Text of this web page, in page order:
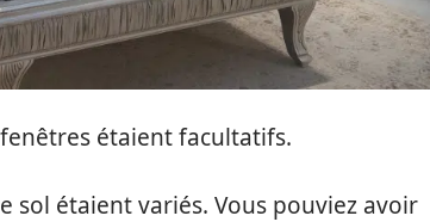
étaient facultatifs.
sol étaient variés. Vous pouviez avoir